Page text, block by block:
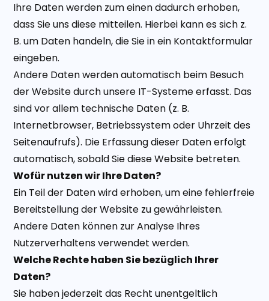
Ihre Daten werden zum einen dadurch erhoben,
dass Sie uns diese mitteilen. Hierbei kann es sich z.
B. um Daten handeln, die Sie in ein Kontaktformular
eingeben.
Andere Daten werden automatisch beim Besuch
der Website durch unsere IT-Systeme erfasst. Das
sind vor allem technische Daten (z. B.
Internetbrowser, Betriebssystem oder Uhrzeit des
Seitenaufrufs). Die Erfassung dieser Daten erfolgt
automatisch, sobald Sie diese Website betreten.
Wofür nutzen wir Ihre Daten?
Ein Teil der Daten wird erhoben, um eine fehlerfreie
Bereitstellung der Website zu gewährleisten.
Andere Daten können zur Analyse Ihres
Nutzerverhaltens verwendet werden.
Welche Rechte haben Sie bezüglich Ihrer
Daten?
Sie haben jederzeit das Recht unentgeltlich